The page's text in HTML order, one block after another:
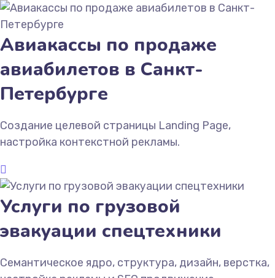
Авиакассы по продаже
авиабилетов в Санкт-
Петербурге
Создание целевой страницы Landing Page,
настройка контекстной рекламы.
Услуги по грузовой
эвакуации спецтехники
Семантическое ядро, структура, дизайн, верстка,